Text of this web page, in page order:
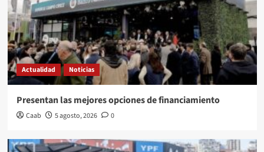
Actualidad Noticias
Presentan las mejores opciones de financiamiento
Caab 5 agosto, 2026 0